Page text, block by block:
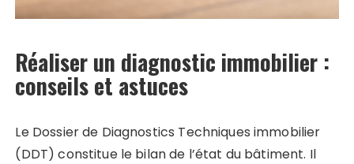
Réaliser un diagnostic immobilier :
conseils et astuces
Le Dossier de Diagnostics Techniques immobilier
(DDT) constitue le bilan de l’état du bâtiment. Il